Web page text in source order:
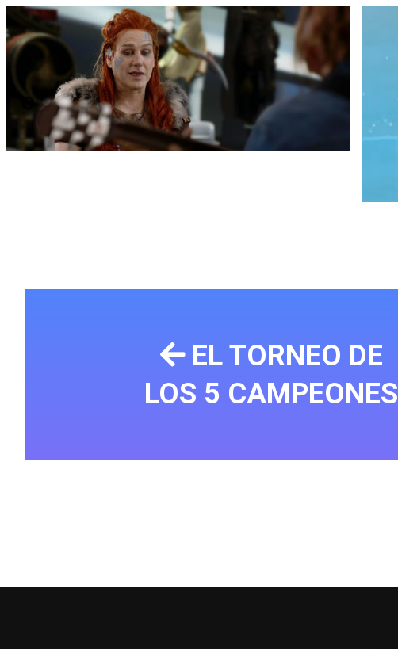
EL TORNEO DE
LOS 5 CAMPEONES